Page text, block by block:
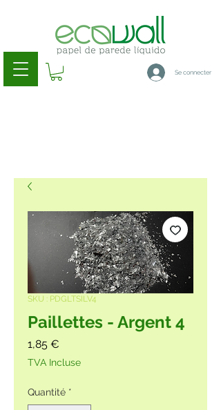
Se connecter
SKU : PDGLTSILV4
Paillettes - Argent 4
1,85 €
TVA Incluse
Quantité *